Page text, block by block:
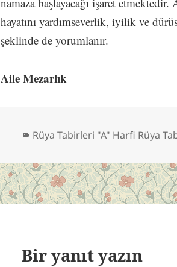
hayatını yardımseverlik, iyilik ve
şeklinde de yorumlanır.
Aile Mezarlık
Kategoriler
Rüya Tabirleri "A" Harfi Rüya
Bir yanıt yazın